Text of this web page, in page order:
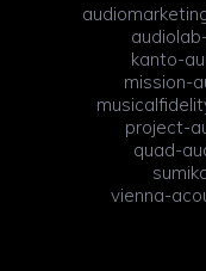
kanto-
mission-
project-
quad-
vienna-